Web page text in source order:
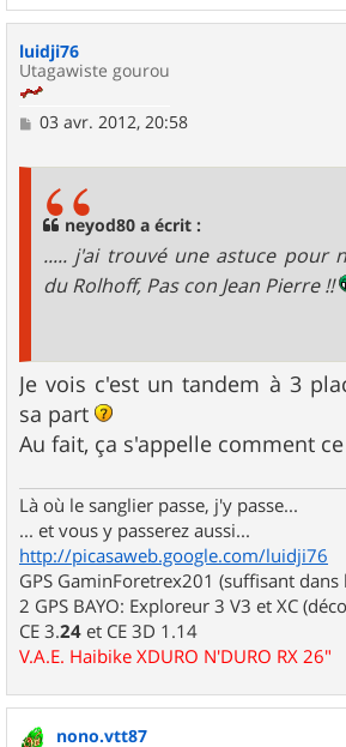
luidji76
Utagawiste gourou
M
03 avr. 2012, 20:58
neyod80 a écrit :
..... j'ai trouvé une astuce pour
du Rolhoff, Pas con Jean Pierre !!
Je vois c'est un tandem à 3
sa part
Au fait, ça s'appelle comment
Là où le sanglier passe, j'y passe...
... et vous y passerez aussi...
http://picasaweb.google.com/luidji76
GPS GaminForetrex201 (suffisant dans
2 GPS BAYO: Exploreur 3 V3 et XC
CE 3.24 et CE 3D 1.14
V.A.E. Haibike XDURO N'DURO RX 26"
nono.vtt87